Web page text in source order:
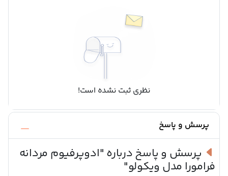
نظری ثبت نشده است!
پرسش و پاسخ
پرسش و پاسخ درباره "ادوپرفیوم مردانه
فرامورا مدل ویکولو"